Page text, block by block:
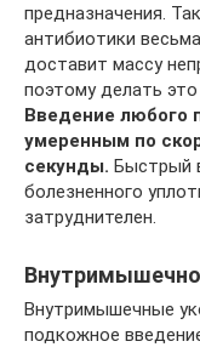
предназначения.
антибиотики
доставит массу
поэтому делать
Введение любого
умеренным по
секунды. Быстрый
болезненного
затруднителен.
Внутримышечные
подкожное